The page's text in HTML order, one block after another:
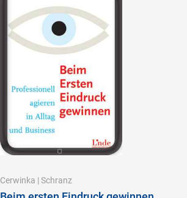
Cerwinka | Schranz